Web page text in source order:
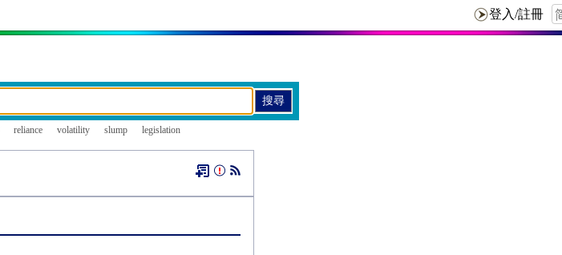
reliance volatility slump legislation